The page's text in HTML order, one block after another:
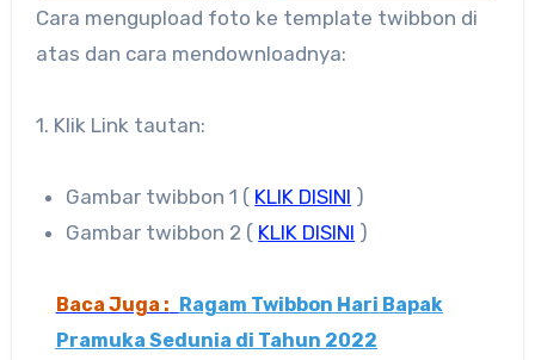
Cara mengupload foto ke template twibbon di
atas dan cara mendownloadnya:
1. Klik Link tautan:
Gambar twibbon 1 ( KLIK DISINI )
Gambar twibbon 2 ( KLIK DISINI )
Baca Juga : Ragam Twibbon Hari Bapak
Pramuka Sedunia di Tahun 2022